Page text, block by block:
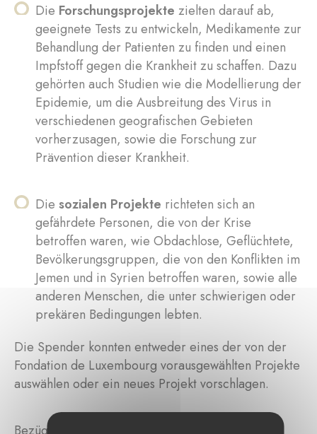
Die Forschungsprojekte zielten darauf ab,
geeignete Tests zu entwickeln, Medikamente zur
Behandlung der Patienten zu finden und einen
Impfstoff gegen die Krankheit zu schaffen. Dazu
gehörten auch Studien wie die Modellierung der
Epidemie, um die Ausbreitung des Virus in
verschiedenen geografischen Gebieten
vorherzusagen, sowie die Forschung zur
Prävention dieser Krankheit.
Die sozialen Projekte richteten sich an
gefährdete Personen, die von der Krise
betroffen waren, wie Obdachlose, Geflüchtete,
Bevölkerungsgruppen, die von den Konflikten im
Jemen und in Syrien betroffen waren, sowie alle
anderen Menschen, die unter schwierigen oder
prekären Bedingungen lebten.
Die Spender konnten entweder eines der von der
Fondation de Luxembourg vorausgewählten Projekte
auswählen oder ein neues Projekt vorschlagen.
Bezüglich der Verwaltung unterlag die COVID-19